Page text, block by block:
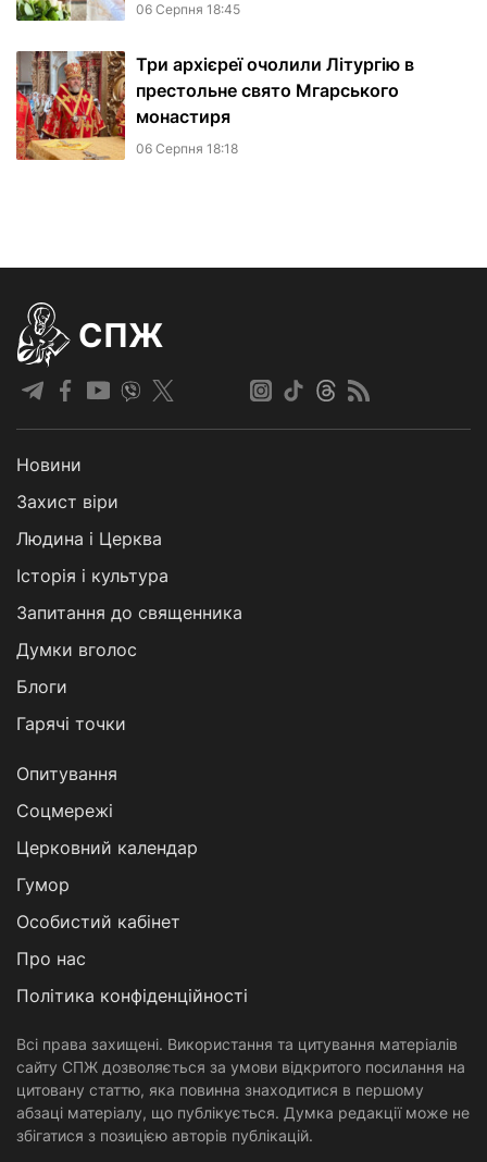
06 Серпня 18:45
Три архієреї очолили Літургію в
престольне свято Мгарського
монастиря
06 Серпня 18:18
СПЖ
Новини
Захист віри
Людина і Церква
Історія і культура
Запитання до священника
Думки вголос
Блоги
Гарячі точки
Опитування
Соцмережі
Церковний календар
Гумор
Особистий кабінет
Про нас
Політика конфіденційності
Всі права захищені. Використання та цитування матеріалів
сайту СПЖ дозволяється за умови відкритого посилання на
цитовану статтю, яка повинна знаходитися в першому
абзаці матеріалу, що публікується. Думка редакції може не
збігатися з позицією авторів публікацій.